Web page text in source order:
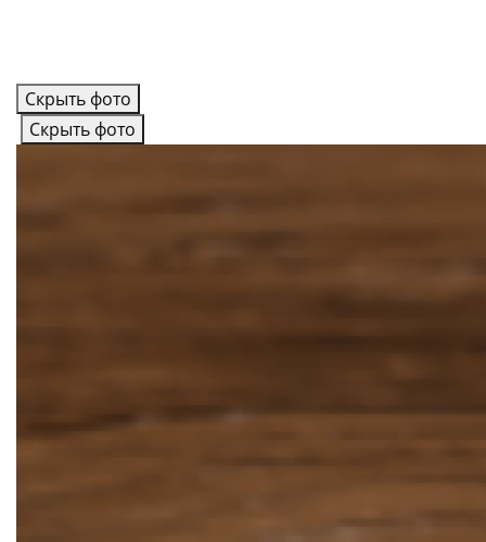
Скрыть фото
Скрыть фото